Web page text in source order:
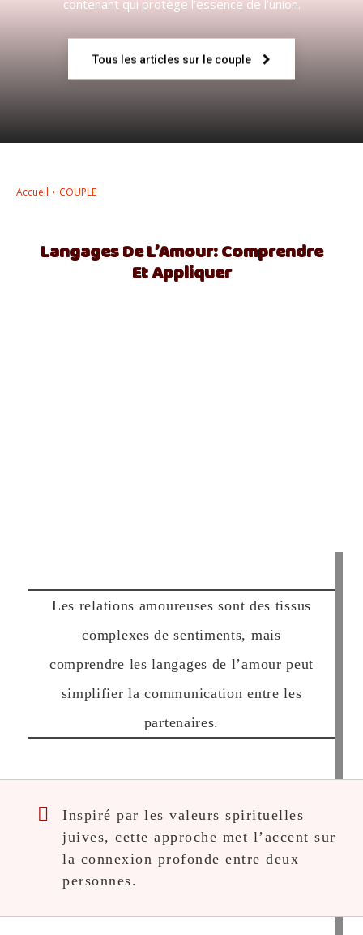
–
contenant qui protège l’essence de l’union.
Tous les articles sur le couple
Accueil COUPLE
Langages De L’Amour: Comprendre
Et Appliquer
Les relations amoureuses sont des tissus
complexes de sentiments, mais
comprendre les langages de l’amour peut
simplifier la communication entre les
partenaires.
Inspiré par les valeurs spirituelles
juives, cette approche met l’accent sur
la connexion profonde entre deux
personnes.